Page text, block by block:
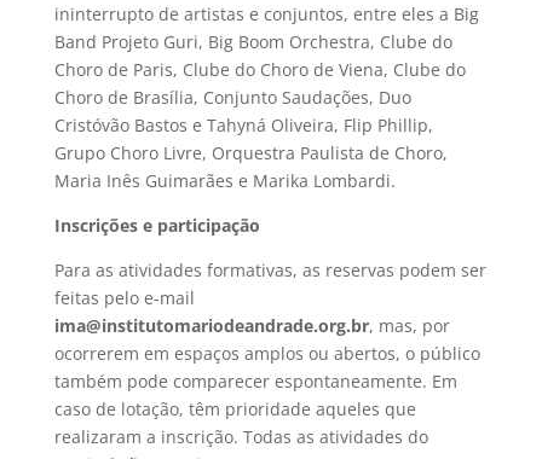
ininterrupto de artistas e conjuntos, entre eles a Big
Band Projeto Guri, Big Boom Orchestra, Clube do
Choro de Paris, Clube do Choro de Viena, Clube do
Choro de Brasília, Conjunto Saudações, Duo
Cristóvão Bastos e Tahyná Oliveira, Flip Phillip,
Grupo Choro Livre, Orquestra Paulista de Choro,
Maria Inês Guimarães e Marika Lombardi.
Inscrições e participação
Para as atividades formativas, as reservas podem ser
feitas pelo e-mail
ima@institutomariodeandrade.org.br, mas, por
ocorrerem em espaços amplos ou abertos, o público
também pode comparecer espontaneamente. Em
caso de lotação, têm prioridade aqueles que
realizaram a inscrição. Todas as atividades do